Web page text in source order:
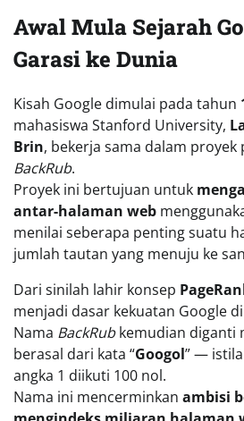
Awal Mula Sejarah
Garasi ke Dunia
Kisah Google dimulai pada tahun
mahasiswa Stanford University,
Brin, bekerja sama dalam
BackRub.
Proyek ini bertujuan untuk
antar-halaman web
menilai seberapa penting suatu
jumlah tautan yang menuju ke
Dari sinilah lahir konsep
menjadi dasar kekuatan Google
Nama BackRubkemudian diganti
berasal dari kata “Googol” —
angka 1 diikuti 100 nol.
Nama ini mencerminkan ambisi